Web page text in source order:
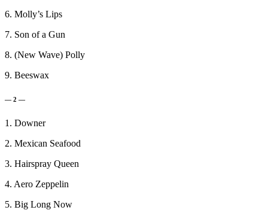
6. Molly’s Lips
7. Son of a Gun
8. (New Wave) Polly
9. Beeswax
— 2 —
1. Downer
2. Mexican Seafood
3. Hairspray Queen
4. Aero Zeppelin
5. Big Long Now